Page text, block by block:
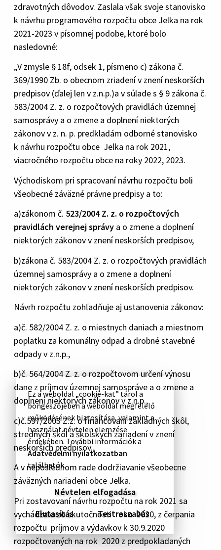
Ez a weboldal „cookie-kat” tárol a
böngészőjében a weboldal megfelelő
működésének biztosítása, valamint a
használat névtelen elemzése
érdekében. További információk a
Adatvédelmi nyilatkozatban
találhatók.
Névtelen elfogadása
Elutasítás
Testreszabás
zdravotných dôvodov. Zaslala však svoje stanovisko
k návrhu programového rozpočtu obce Jelka na rok
2021-2023 v písomnej podobe, ktoré bolo
nasledovné:
„V zmysle § 18f, odsek 1, písmeno c) zákona č.
369/1990 Zb. o obecnom zriadení v znení neskorších
predpisov (ďalej len v z.n.p.)a v súlade s § 9 zákona č.
583/2004 Z. z. o rozpočtových pravidlách územnej
samosprávy a o zmene a doplnení niektorých
zákonov v z. n. p. predkladám odborné stanovisko
k návrhu rozpočtu obce Jelka na rok 2021,
viacročného rozpočtu obce na roky 2022, 2023.
Východiskom pri spracovaní návrhu rozpočtu boli
všeobecné záväzné právne predpisy a to:
a)zákonom č. 523/2004 Z. z. o rozpočtových
pravidlách verejnej správy a o zmene a doplnení
niektorých zákonov v znení neskorších predpisov,
b)zákona č. 583/2004 Z. z. o rozpočtových pravidlách
územnej samosprávy a o zmene a doplnení
niektorých zákonov v znení neskorších predpisov.
Návrh rozpočtu zohľadňuje aj ustanovenia zákonov:
a)č. 582/2004 Z. z. o miestnych daniach a miestnom
poplatku za komunálny odpad a drobné stavebné
odpady v z.n.p.,
b)č. 564/2004 Z. z. o rozpočtovom určení výnosu
dane z príjmov územnej samospráve a o zmene a
doplnení niektorých zákonov v z.n.p.,
c)č.597/2003 Z.z. o financovaní základných škôl,
stredných škôl a školských zariadení v znení
neskorších predpisov.,
A v neposlednom rade dodržiavanie všeobecne
záväzných nariadení obce Jelka.
Pri zostavovaní návrhu rozpočtu na rok 2021 sa
vychádzalo zo skutočnosti roku 2020, z čerpania
rozpočtu príjmov a výdavkov k 30.9.2020
rozpočtovaných na rok 2020 z predpokladaných